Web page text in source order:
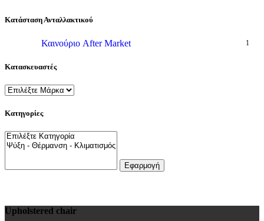
Κατάσταση Ανταλλακτικού
Καινούριο After Market 1
Κατασκευαστές
Κατηγορίες
Εφαρμογή
Upholstered chair